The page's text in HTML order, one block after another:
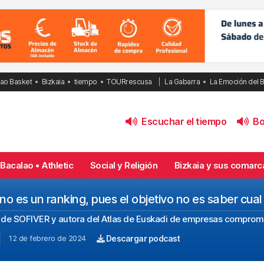
Basket Bizkaia tiempo TOURrescusa La Gabarra La Emoción del
Escuchar el tiempo
Bacalao • Athletic Social y Religión Bizkaia y sus
es un ranking, pues el objetivo no es saber
SOFIVER y autora del Atlas de Euskadi de empresas
12 de febrero de 2024 Descargar podcast